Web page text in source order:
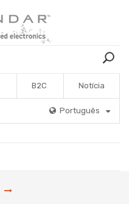
B2C Notícia
Português